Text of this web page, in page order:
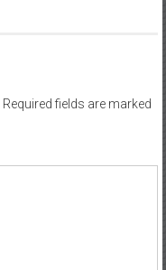
Required fields are marked